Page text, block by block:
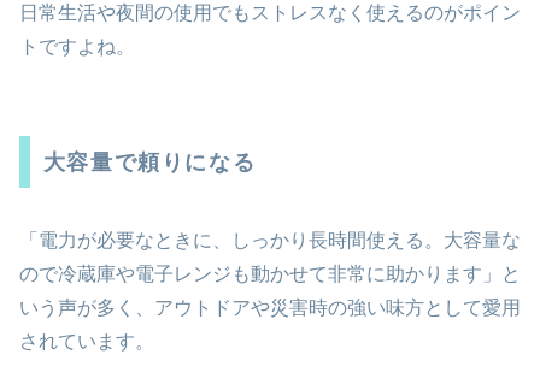
日常生活や夜間の使用でもストレスなく使えるのがポイン
トですよね。
大容量で頼りになる
「電力が必要なときに、しっかり長時間使える。大容量な
ので冷蔵庫や電子レンジも動かせて非常に助かります」と
いう声が多く、アウトドアや災害時の強い味方として愛用
されています。